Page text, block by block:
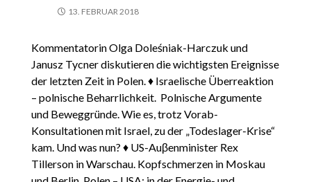
13. FEBRUAR 2018
Kommentatorin Olga Doleśniak-Harczuk und
Janusz Tycner diskutieren die wichtigsten Ereignisse
der letzten Zeit in Polen. ♦ Israelische Überreaktion
– polnische Beharrlichkeit. Polnische Argumente
und Beweggründe. Wie es, trotz Vorab-
Konsultationen mit Israel, zu der „Todeslager-Krise“
kam. Und was nun? ♦ US-Auβenminister Rex
Tillerson in Warschau. Kopfschmerzen in Moskau